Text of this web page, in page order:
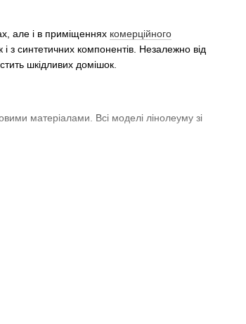
але і в приміщеннях комерційного
з синтетичних компонентів. Незалежно від
шкідливих домішок.
матеріалами. Всі моделі лінолеуму зі